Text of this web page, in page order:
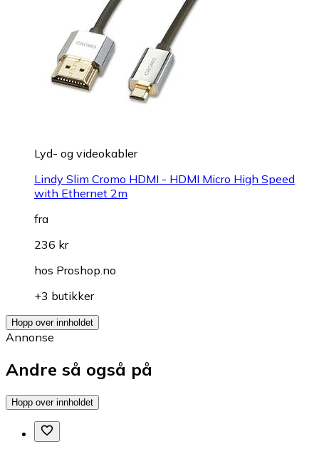
Lyd- og videokabler
Lindy Slim Cromo HDMI - HDMI Micro High Speed
with Ethernet 2m
fra
236 kr
hos Proshop.no
+3 butikker
Hopp over innholdet
Annonse
Andre så også på
Hopp over innholdet